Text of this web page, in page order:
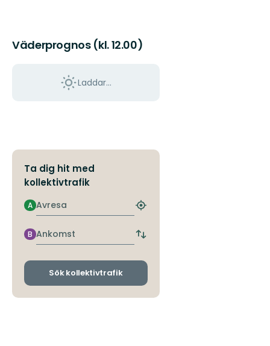
Väderprognos (kl. 12.00)
Laddar...
Ta dig hit med
kollektivtrafik
Avresa
A
Hitta
hållplats
Ankomst
B
Byt
och
Sök kollektivtrafik